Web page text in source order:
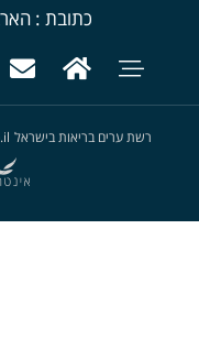
כתובת הארבעה 19,
רשת ערים בריאות בישראל